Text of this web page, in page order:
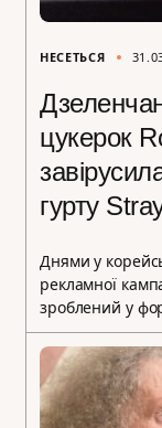
НЕСЕТЬСЯ
цукерок
гурту
Днями у
рекламної
зроблений у